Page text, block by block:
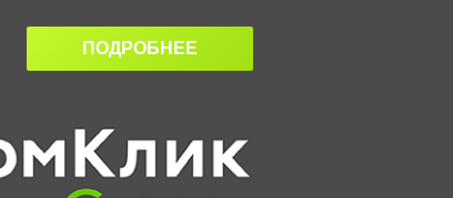
ПОДРОБНЕЕ